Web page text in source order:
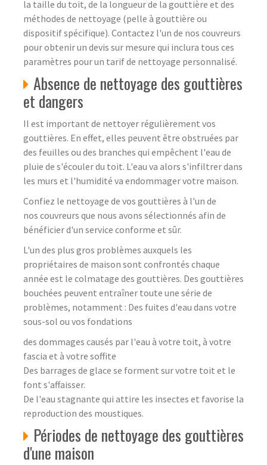
la taille du toit, de la longueur de la gouttière et des
méthodes de nettoyage (pelle à gouttière ou
dispositif spécifique). Contactez l'un de nos couvreurs
pour obtenir un devis sur mesure qui inclura tous ces
paramètres pour un tarif de nettoyage personnalisé.
Absence de nettoyage des gouttières
et dangers
Il est important de nettoyer régulièrement vos
gouttières. En effet, elles peuvent être obstruées par
des feuilles ou des branches qui empêchent l'eau de
pluie de s'écouler du toit. L'eau va alors s'infiltrer dans
les murs et l'humidité va endommager votre maison.
Confiez le nettoyage de vos gouttières à l'un de
nos couvreurs que nous avons sélectionnés afin de
bénéficier d'un service conforme et sûr.
L'un des plus gros problèmes auxquels les
propriétaires de maison sont confrontés chaque
année est le colmatage des gouttières. Des gouttières
bouchées peuvent entraîner toute une série de
problèmes, notamment : Des fuites d'eau dans votre
sous-sol ou vos fondations
des dommages causés par l'eau à votre toit, à votre
fascia et à votre soffite
Des barrages de glace se forment sur votre toit et le
font s'affaisser.
De l'eau stagnante qui attire les insectes et favorise la
reproduction des moustiques.
Périodes de nettoyage des gouttières
d'une maison